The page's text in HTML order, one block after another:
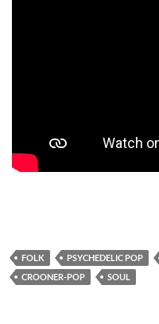
FOLK PSYCHEDELIC POP
CROONER-POP
SOUL